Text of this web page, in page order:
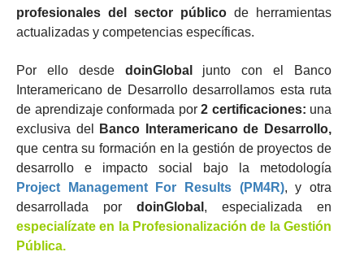
profesionales del sector público de herramientas
actualizadas y competencias específicas.
Por ello desde doinGlobal
junto con el Banco
Interamericano de Desarrollo desarrollamos esta ruta
de aprendizaje conformada por 2 certificaciones: una
exclusiva del
Banco Interamericano de Desarrollo,
que centra su formación en la gestión de proyectos de
desarrollo e impacto social bajo la metodología
Project Management For Results (PM4R), y otra
desarrollada por doinGlobal , especializada en
especialízate en la Profesionalización de la Gestión
Pública.